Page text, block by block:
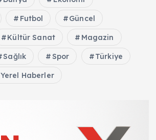
Futbol Güncel
Kültür Sanat Magazin
Sağlık Spor Türkiye
Yerel Haberler